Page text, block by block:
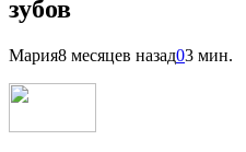
зубов
Мария8 месяцев назад03 мин.